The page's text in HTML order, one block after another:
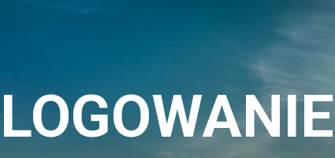
LOGOWANIE